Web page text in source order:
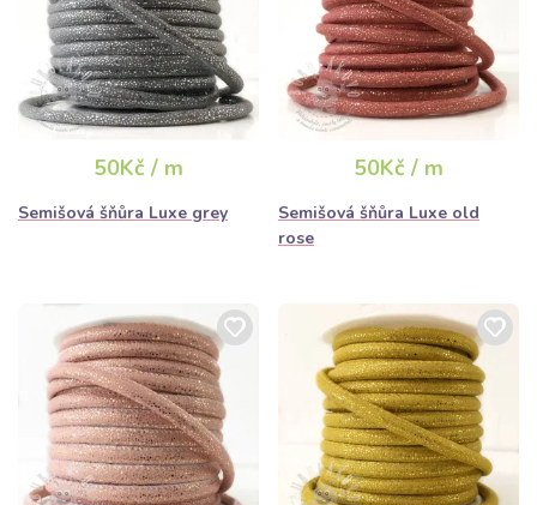
50Kč / m
Semišová šňůra Luxe grey
50Kč / m
Semišová šňůra Luxe old
rose